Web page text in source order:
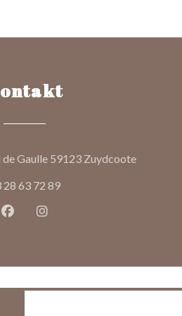
de Gaulle 59123 Zuydcoote((öffnet
28 63 72 89
Facebook ((öffnet ein neues
Instagram ((öffnet ein